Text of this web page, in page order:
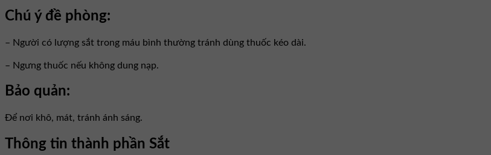
Chú ý đề phòng:
– Người có lượng sắt trong máu bình thường tránh dùng thuốc kéo dài.
– Ngưng thuốc nếu không dung nạp.
Bảo quản:
Để nơi khô, mát, tránh ánh sáng.
Thông tin thành phần Sắt